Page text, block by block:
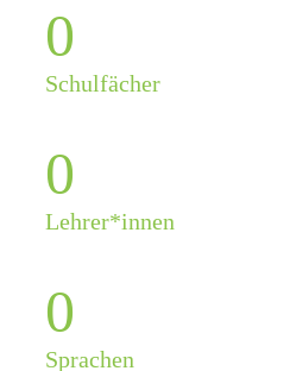
0
Schulfächer
0
Lehrer*innen
0
Sprachen